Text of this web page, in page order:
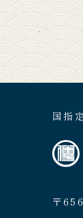
国指
〒